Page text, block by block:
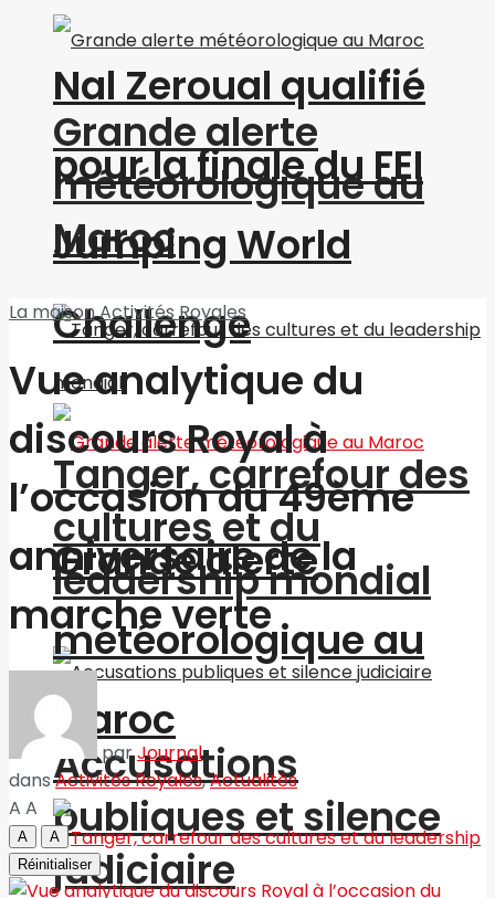
Grande alerte
météorologique au
Maroc
Tanger, carrefour des
cultures et du
leadership mondial
Accusations
publiques et silence
judiciaire
Nal Zeroual qualifié
pour la finale du FEI
Jumping World
Challenge
Grande alerte
météorologique au
Maroc
La maisonActivités Royales
Vue analytique du
discours Royal à
l’occasion du 49ème
anniversaire de la
marche verte
parJournal
dans Activités Royales,Actualités
A A
A
A
Réinitialiser